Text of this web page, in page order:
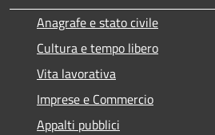
Anagrafe e stato civile
Cultura e tempo libero
Vita lavorativa
Imprese e Commercio
Appalti pubblici